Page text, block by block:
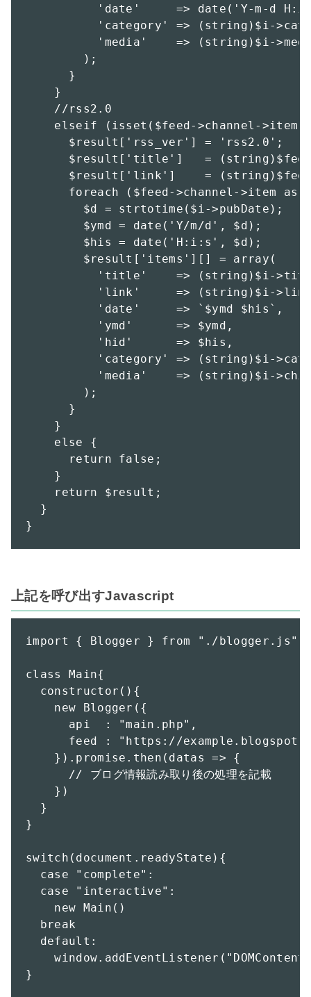
'date'     => date('Y-m-d
'category' => (string)$i-
'media'    => (string)$i-
        );
      }
    }
    //rss2.0
elseif (isset($feed->channel-
      $result['rss_ver'] = 'rss2.0';
$result['title']   =
$result['link']    =
foreach ($feed->channel->item as
        $d = strtotime($i->pubDate);
        $ymd = date('Y/m/d', $d);
        $his = date('H:i:s', $d);
        $result['items'][] = array(
'title'    => (string)$i-
'link'     => (string)$i-
          'date'     => `$ymd $his`,
          'ymd'      => $ymd,
          'hid'      => $his,
'category' => (string)$i-
'media'    => (string)$i-
        );
      }
    }
    else {
      return false;
    }
    return $result;
  }
}
上記を呼び出すJavascript
import { Blogger } from "./blogger.js"
class Main{
  constructor(){
    new Blogger({
      api  : "main.php",
feed : "https://
    }).promise.then(datas => {
      // ブログ情報読み取り後の処理を記載
    })
  }
}
switch(document.readyState){
  case "complete":
  case "interactive":
    new Main()
  break
  default:
}